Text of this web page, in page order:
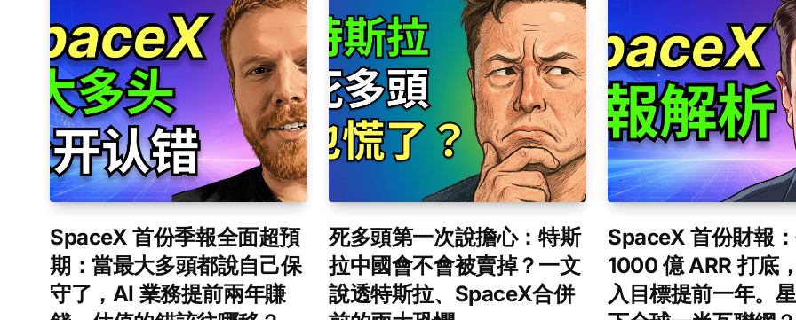
SpaceX 首份季報全面超預
期：當最大多頭都說自己保
守了，AI 業務提前兩年賺
死多頭第一次說擔心：特斯
拉中國會不會被賣掉？一文
說透特斯拉、SpaceX合併
SpaceX 首份財報
1000 億 ARR 打底
入目標提前一年。